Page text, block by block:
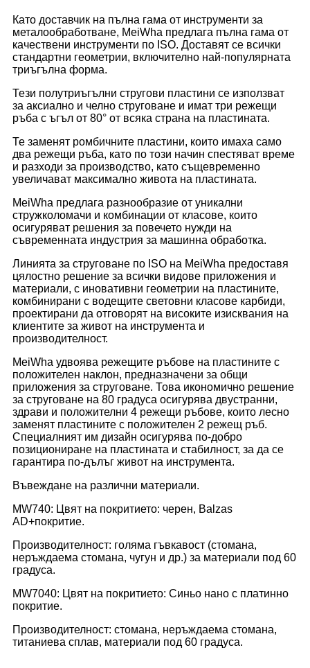
Като доставчик на пълна гама от инструменти за
металообработване, MeiWha предлага пълна гама от
качествени инструменти по ISO. Доставят се всички
стандартни геометрии, включително най-популярната
триъгълна форма.
Тези полутриъгълни стругови пластини се използват
за аксиално и челно струговане и имат три режещи
ръба с ъгъл от 80° от всяка страна на пластината.
Те заменят ромбичните пластини, които имаха само
два режещи ръба, като по този начин спестяват време
и разходи за производство, като същевременно
увеличават максимално живота на пластината.
MeiWha предлага разнообразие от уникални
стружколомачи и комбинации от класове, които
осигуряват решения за повечето нужди на
съвременната индустрия за машинна обработка.
Линията за струговане по ISO на MeiWha предоставя
цялостно решение за всички видове приложения и
материали, с иновативни геометрии на пластините,
комбинирани с водещите световни класове карбиди,
проектирани да отговорят на високите изисквания на
клиентите за живот на инструмента и
производителност.
MeiWha удвоява режещите ръбове на пластините с
положителен наклон, предназначени за общи
приложения за струговане. Това икономично решение
за струговане на 80 градуса осигурява двустранни,
здрави и положителни 4 режещи ръбове, които лесно
заменят пластините с положителен 2 режещ ръб.
Специалният им дизайн осигурява по-добро
позициониране на пластината и стабилност, за да се
гарантира по-дълъг живот на инструмента.
Въвеждане на различни материали.
MW740: Цвят на покритието: черен, Balzas
AD+покритие.
Производителност: голяма гъвкавост (стомана,
неръждаема стомана, чугун и др.) за материали под 60
градуса.
MW7040: Цвят на покритието: Синьо нано с платинно
покритие.
Производителност: стомана, неръждаема стомана,
титаниева сплав, материали под 60 градуса.